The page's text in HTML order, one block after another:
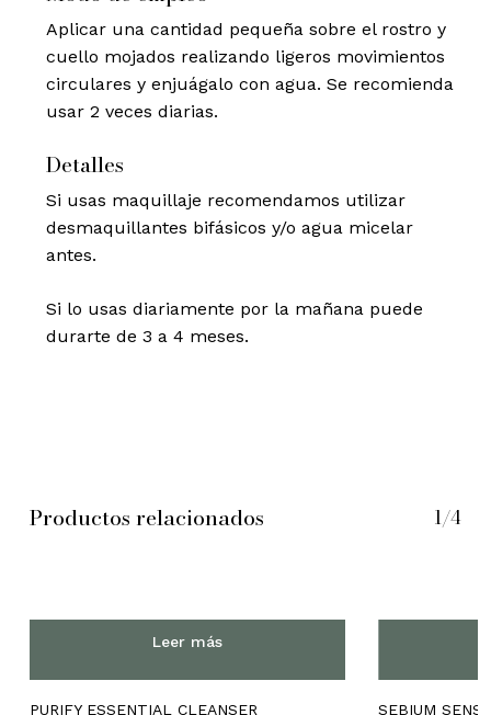
Aplicar una cantidad pequeña sobre el rostro y
cuello mojados realizando ligeros movimientos
circulares y enjuágalo con agua. Se recomienda
usar 2 veces diarias.
Detalles
Si usas maquillaje recomendamos utilizar
desmaquillantes bifásicos y/o agua micelar
antes.
Si lo usas diariamente por la mañana puede
durarte de 3 a 4 meses.
Productos relacionados 1/4
Leer más
PURIFY ESSENTIAL CLEANSER SEBIUM